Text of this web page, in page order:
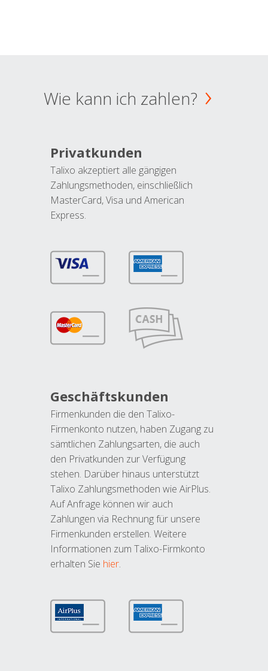
Wie kann ich zahlen?
Privatkunden
Talixo akzeptiert alle gängigen
Zahlungsmethoden, einschließlich
MasterCard, Visa und American
Express.
Geschäftskunden
Firmenkunden die den Talixo-
Firmenkonto nutzen, haben Zugang zu
sämtlichen Zahlungsarten, die auch
den Privatkunden zur Verfügung
stehen. Darüber hinaus unterstützt
Talixo Zahlungsmethoden wie AirPlus.
Auf Anfrage können wir auch
Zahlungen via Rechnung für unsere
Firmenkunden erstellen. Weitere
Informationen zum Talixo-Firmkonto
erhalten Sie hier.